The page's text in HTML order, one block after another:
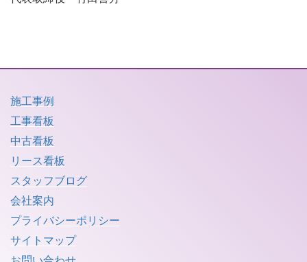
施工事例
工事看板
中古看板
リース看板
スタッフブログ
会社案内
プライバシーポリシー
サイトマップ